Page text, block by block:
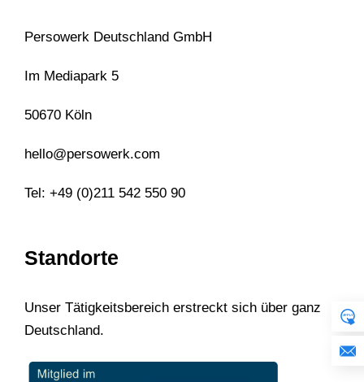
Persowerk Deutschland GmbH
Im Mediapark 5
50670 Köln
hello@persowerk.com
Tel: +49 (0)211 542 550 90
Standorte
Unser Tätigkeitsbereich erstreckt sich über ganz
Deutschland.